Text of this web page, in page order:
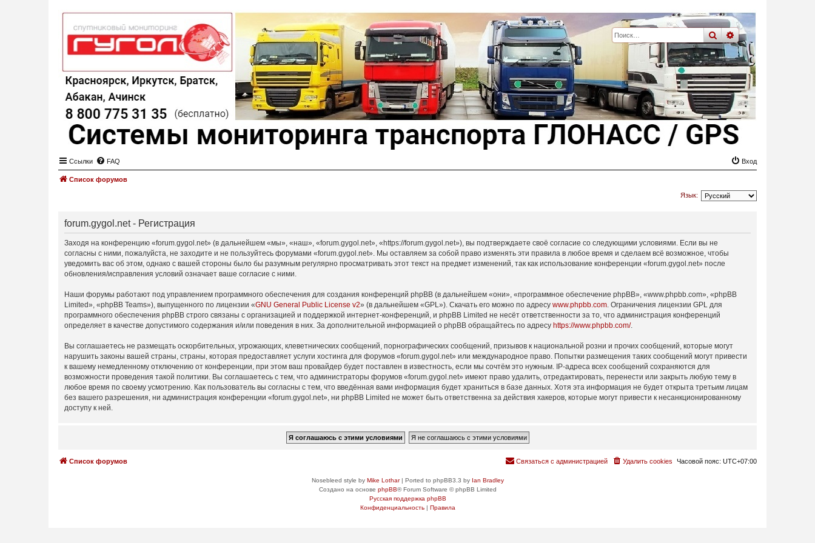
поискрасширенный
Ссылки FAQ Вход
Список форумов
Язык:
forum.gygol.net - Регистрация
Заходя на конференцию «forum.gygol.net» (в дальнейшем «мы», «наш», «forum.gygol.net», «https://forum.gygol.net»), вы подтверждаете своё согласие со следующими условиями. Если вы не
согласны с ними, пожалуйста, не заходите и не пользуйтесь форумами «forum.gygol.net». Мы оставляем за собой право изменять эти правила в любое время и сделаем всё возможное, чтобы
уведомить вас об этом, однако с вашей стороны было бы разумным регулярно просматривать этот текст на предмет изменений, так как использование конференции «forum.gygol.net» после
обновления/исправления условий означает ваше согласие с ними.
Наши форумы работают под управлением программного обеспечения для создания конференций phpBB (в дальнейшем «они», «программное обеспечение phpBB», «www.phpbb.com», «phpBB
Limited», «phpBB Teams»), выпущенного по лицензии «GNU General Public License v2» (в дальнейшем «GPL»). Скачать его можно по адресу www.phpbb.com . Ограничения лицензии GPL для
программного обеспечения phpBB строго связаны с организацией и поддержкой интернет-конференций, и phpBB Limited не несёт ответственности за то, что администрация конференций
определяет в качестве допустимого содержания и/или поведения в них. За дополнительной информацией о phpBB обращайтесь по адресу https://www.phpbb.com/.
Вы соглашаетесь не размещать оскорбительных, угрожающих, клеветнических сообщений, порнографических сообщений, призывов к национальной розни и прочих сообщений, которые могут
нарушить законы вашей страны, страны, которая предоставляет услуги хостинга для форумов «forum.gygol.net» или международное право. Попытки размещения таких сообщений могут привести
к вашему немедленному отключению от конференции, при этом ваш провайдер будет поставлен в известность, если мы сочтём это нужным. IP-адреса всех сообщений сохраняются для
возможности проведения такой политики. Вы соглашаетесь с тем, что администраторы форумов «forum.gygol.net» имеют право удалить, отредактировать, перенести или закрыть любую тему в
любое время по своему усмотрению. Как пользователь вы согласны с тем, что введённая вами информация будет храниться в базе данных. Хотя эта информация не будет открыта третьим лицам
без вашего разрешения, ни администрация конференции «forum.gygol.net», ни phpBB Limited не может быть ответственна за действия хакеров, которые могут привести к несанкционированному
доступу к ней.
Список форумов Часовой пояс: UTC+07:00
Удалить cookies
Связаться с администрацией
Nosebleed style by Mike Lothar| Ported to phpBB3.3 by Ian Bradley
Создано на основе phpBB® Forum Software © phpBB Limited
Русская поддержка phpBB
Конфиденциальность| Правила